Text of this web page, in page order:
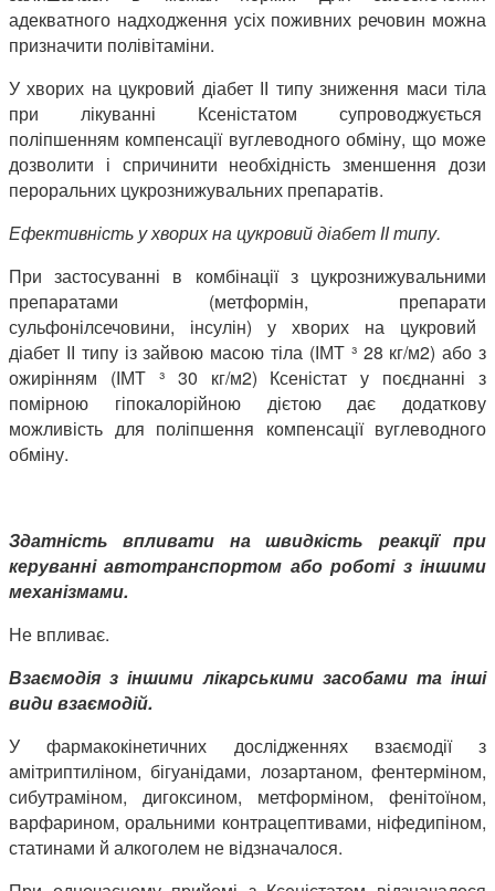
адекватного надходження усіх поживних речовин можна
призначити полівітаміни.
У хворих на цукровий діабет ІІ типу зниження маси тіла
при лікуванні Ксеністатом супроводжується
поліпшенням компенсації вуглеводного обміну, що може
дозволити і спричинити необхідність зменшення дози
пероральних цукрознижувальних препаратів.
Ефективність у хворих на цукровий діабет ІІ типу.
При застосуванні в комбінації з цукрознижувальними
препаратами (метформін, препарати
сульфонілсечовини, інсулін) у хворих на цукровий
діабет ІІ типу із зайвою масою тіла (ІМТ ³ 28 кг/м2) або з
ожирінням (ІМТ ³ 30 кг/м2) Ксеністат у поєднанні з
помірною гіпокалорійною дієтою дає додаткову
можливість для поліпшення компенсації вуглеводного
обміну.
Здатність впливати на швидкість реакції при
керуванні автотранспортом або роботі з іншими
механізмами.
Не впливає.
Взаємодія з іншими лікарськими засобами та інші
види взаємодій.
У фармакокінетичних дослідженнях взаємодії з
амітриптиліном, бігуанідами, лозартаном, фентерміном,
сибутраміном, дигоксином, метформіном, фенітоїном,
варфарином, оральними контрацептивами, ніфедипіном,
статинами й алкоголем не відзначалося.